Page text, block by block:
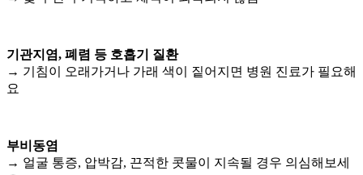
기관지염, 폐렴 등 호흡기 질환
→ 기침이 오래가거나 가래 색이 짙어지면 병원 진료가 필요해
요
부비동염
→ 얼굴 통증, 압박감, 끈적한 콧물이 지속될 경우 의심해보세